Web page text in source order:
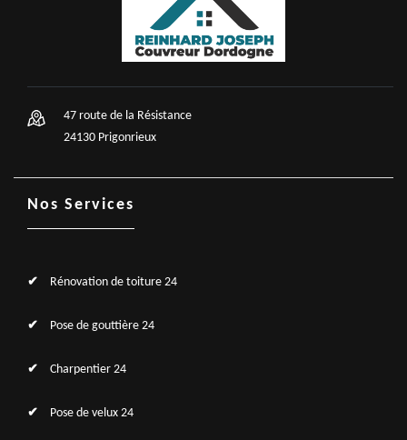
47 route de la Résistance
24130 Prigonrieux
Nos Services
Rénovation de toiture 24
Pose de gouttière 24
Charpentier 24
Pose de velux 24